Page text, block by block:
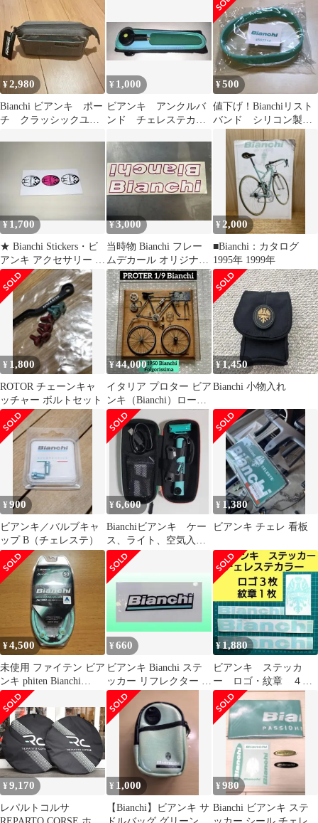
ール パーツ
¥2,980
Bianchi ビアンキ ポー
チ クラッシックユー
¥ 1,000
ビアンキ アンクルバ
ンド チェレステカラ
¥500
値下げ！Bianchiリスト
バンド シリコン製
ミントグリーン
¥1,700
★ Bianchi Stickers・ビ
アンキ アクセサリー ス
テッカー ④ ★
¥3,000
当時物 Bianchi フレー
ムデカール オリジナル
ヴィンテージ ロードバ
イク
¥ 2,000
■Bianchi：カタログ
1995年 1999年
¥ 1,800
ROTOR チェーンキャ
ッチャー ボルトセット
¥44,000
イタリア プロター ビア
ンキ（Bianchi）ロード
1/9モデル インテリア
¥1,450
Bianchi 小物入れ
¥900
ビアンキ／バルブキャ
ップ B（チェレステ）
¥6,600
Bianchiビアンキ ケー
ス、ライト、空気入れ
セット
¥ 1,380
ビアンキ チェレ 看板
¥4,500
未使用 ファイテン ビア
ンキ phiten Bianchi
RAKUW
¥660
ビアンキ Bianchi ステ
ッカー リフレクター 反
射材
¥ 1,880
ビアンキ ステッカ
ー ロゴ・紋章 ４
枚 チェレステカラ
ー 切文字ステッカー
¥9,170
レパルトコルサ
¥ 1,000
【Bianchi】ビアンキ サ
¥980
Bianchi ビアンキ ステ